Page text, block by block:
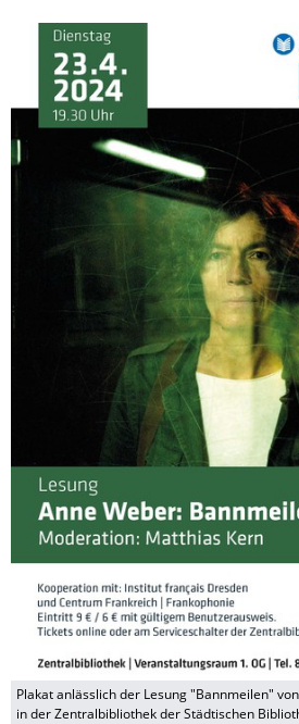
Plakat anlässlich der Lesung "Bannmeilen"
in der Zentralbibliothek der Städtischen